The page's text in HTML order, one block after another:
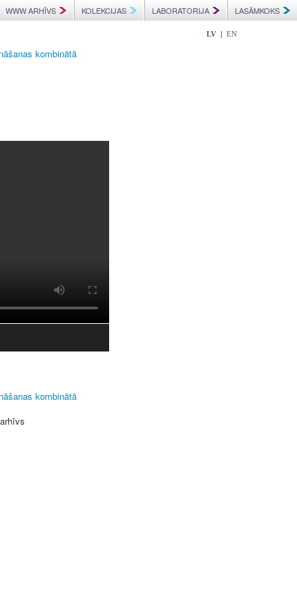
WWW ARHĪVS KOLEKCIJAS LABORATORIJA LASĀMKOKS
LV | EN
kombinātā
kombinātā